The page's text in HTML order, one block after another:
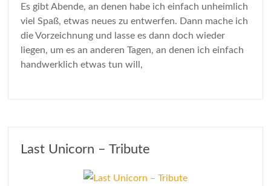
Es gibt Abende, an denen habe ich einfach unheimlich
viel Spaß, etwas neues zu entwerfen. Dann mache ich
die Vorzeichnung und lasse es dann doch wieder
liegen, um es an anderen Tagen, an denen ich einfach
handwerklich etwas tun will,
Last Unicorn – Tribute